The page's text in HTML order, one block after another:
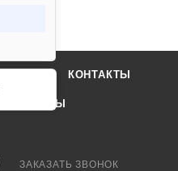
КОНТАКТЫ
БРЕНДЫ
ЗАКАЗАТЬ ЗВОНОК